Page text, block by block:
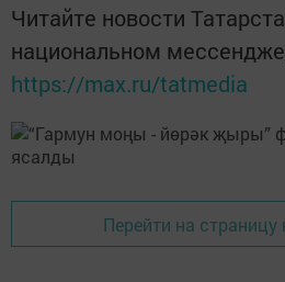
Читайте новости
национальном
https://max.ru/tatmedia
Перейти на страницу